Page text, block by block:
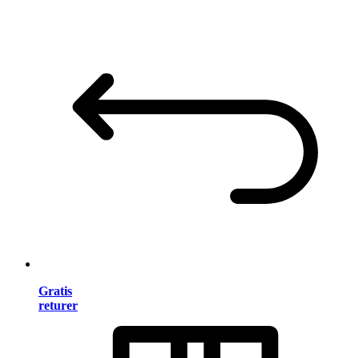
Gratis
returer